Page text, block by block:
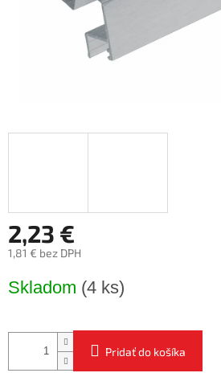
2,23 €
1,81 € bez DPH
cena:
Skladom (4 ks)
Pridať do košíka